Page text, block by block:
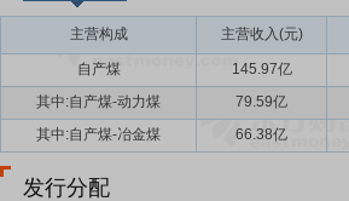
主营构成 主营收入(元)
自产煤 145.97亿
其中:自产煤-动力煤
79.59亿
其中:自产煤-冶金煤
66.38亿
发行分配